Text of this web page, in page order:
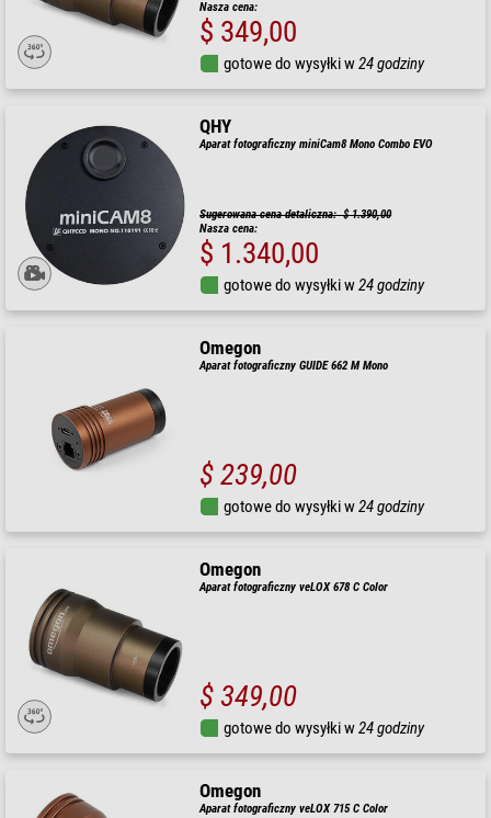
Nasza cena:
$ 349,00
gotowe do wysyłki w24 godziny
QHY
Aparat fotograficzny miniCam8 Mono Combo EVO
Sugerowana cena detaliczna: $ 1.390,00
Nasza cena:
$ 1.340,00
gotowe do wysyłki w24 godziny
Omegon
Aparat fotograficzny GUIDE 662 M Mono
$ 239,00
gotowe do wysyłki w24 godziny
Omegon
Aparat fotograficzny veLOX 678 C Color
$ 349,00
gotowe do wysyłki w24 godziny
Omegon
Aparat fotograficzny veLOX 715 C Color